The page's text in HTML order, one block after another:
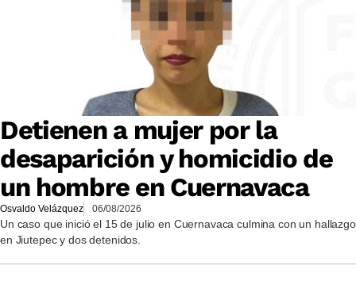
Detienen a mujer por la
desaparición y homicidio de
un hombre en Cuernavaca
Osvaldo Velázquez 06/08/2026
Un caso que inició el 15 de julio en Cuernavaca culmina con un hallazgo
en Jiutepec y dos detenidos.